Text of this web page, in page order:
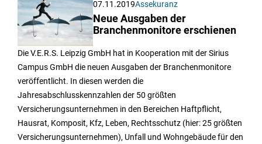
07.11.2019Assekuranz
Neue Ausgaben der
Branchenmonitore erschienen
Die V.E.R.S. Leipzig GmbH hat in Kooperation mit der Sirius
Campus GmbH die neuen Ausgaben der Branchenmonitore
veröffentlicht. In diesen werden die
Jahresabschlusskennzahlen der 50 größten
Versicherungsunternehmen in den Bereichen Haftpflicht,
Hausrat, Komposit, Kfz, Leben, Rechtsschutz (hier: 25 größten
Versicherungsunternehmen), Unfall und Wohngebäude für den